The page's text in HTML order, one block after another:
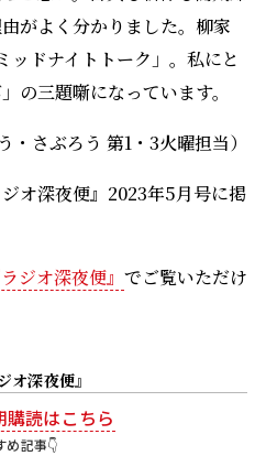
がよく分かりました。柳家
ッドナイトトーク」。私にと
の三題噺になっています。
・さぶろう 第1・3火曜担当）
オ深夜便』2023年5月号に掲
ジオ深夜便』 でご覧いただけ
オ深夜便』
読はこちら
め記事👇